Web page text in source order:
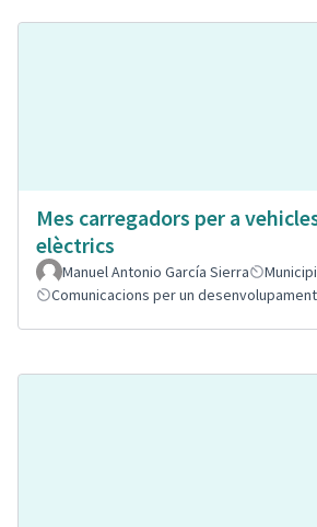
Mes carregadors per a
elèctrics
Manuel Antonio García Sierra
Municipi
Comunicacions per un